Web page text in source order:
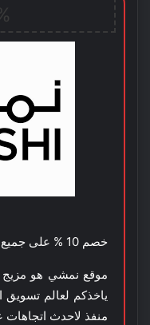
خصم 10 % على جميع منتجات نمشي
موقع نمشي هو مزيج
ياخذكم لعالم تسويق
منفذ لاحدث اتجاهات